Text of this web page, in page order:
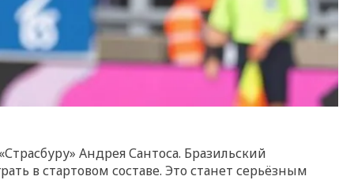
Андрея Сантоса. Бразильский
в стартовом составе. Это станет серьёзным